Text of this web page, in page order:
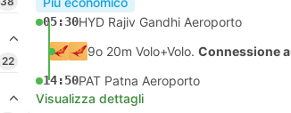
22
05:30HYD Rajiv Gandhi Aeroporto
9o 20m Volo+Volo. Connessione
14:50PAT Patna Aeroporto
Visualizza dettagli